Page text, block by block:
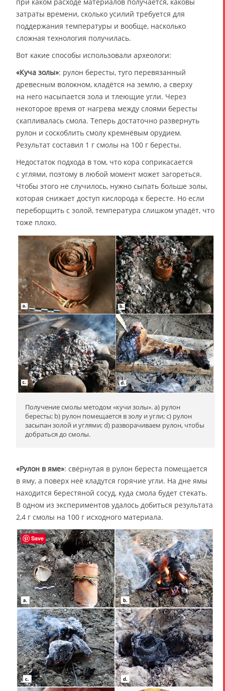
затраты времени, сколько усилий требуется для
поддержания температуры и вообще, насколько
сложная технология получилась.
Вот какие способы использовали археологи:
«Куча золы»: рулон бересты, туго перевязанный
древесным волокном, кладётся на землю, а сверху
на него насыпается зола и тлеющие угли. Через
некоторое время от нагрева между слоями бересты
скапливалась смола. Теперь достаточно развернуть
рулон и соскоблить смолу кремнёвым орудием.
Результат составил 1 г смолы на 100 г бересты.
Недостаток подхода в том, что кора соприкасается
с углями, поэтому в любой момент может загореться.
Чтобы этого не случилось, нужно сыпать больше золы,
которая снижает доступ кислорода к бересте. Но если
переборщить с золой, температура слишком упадёт, что
тоже плохо.
Получение смолы методом «кучи золы». a) рулон
бересты; b) рулон помещается в золу и угли; c) рулон
засыпан золой и углями; d) разворачиваем рулон, чтобы
добраться до смолы.
«Рулон в яме»: свёрнутая в рулон береста помещается
в яму, а поверх неё кладутся горячие угли. На дне ямы
находится берестяной сосуд, куда смола будет стекать.
В одном из экспериментов удалось добиться результата
2,4 г смолы на 100 г исходного материала.
Save